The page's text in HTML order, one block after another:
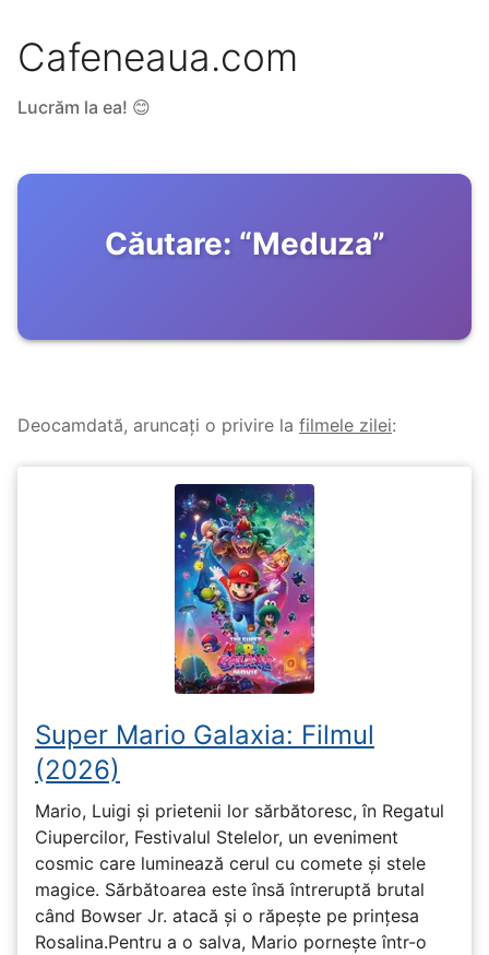
Cafeneaua.com
Lucrăm la ea! 😊
Căutare: “Meduza”
Deocamdată, aruncați o privire la filmele zilei:
Super Mario Galaxia: Filmul
(2026)
Mario, Luigi și prietenii lor sărbătoresc, în Regatul
Ciupercilor, Festivalul Stelelor, un eveniment
cosmic care luminează cerul cu comete și stele
magice. Sărbătoarea este însă întreruptă brutal
când Bowser Jr. atacă și o răpește pe prinţesa
Rosalina.Pentru a o salva, Mario pornește într-o